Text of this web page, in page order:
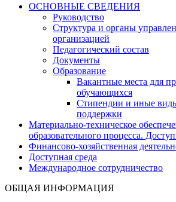
ОСНОВНЫЕ СВЕДЕНИЯ
Руководство
Структура и органы
организацией
Педагогический состав
Документы
Образование
Вакантные места для
обучающихся
Стипендии и иные
поддержки
Материально-техническое
образовательного процесса.
Финансово-хозяйственная
Доступная среда
Международное сотрудничество
ОБЩАЯ ИНФОРМАЦИЯ